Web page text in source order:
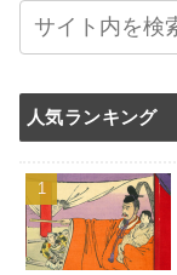
人気ランキング